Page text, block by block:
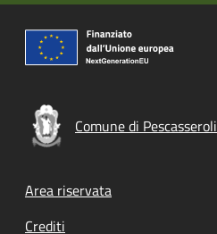
Comune di Pescasseroli
Footer menu
Area riservata
Crediti